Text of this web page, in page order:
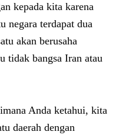
kepada kita karena
negara terdapat dua
akan berusaha
tidak bangsa Iran atau
Anda ketahui, kita
daerah dengan